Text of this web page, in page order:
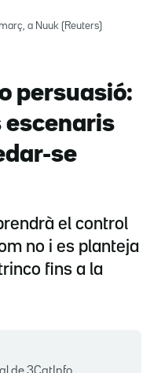
a Nuuk (Reuters)
persuasió:
escenaris
se
el control
no i es planteja
fins a la